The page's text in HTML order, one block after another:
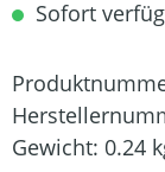
Sofort
Gewicht: 0.24